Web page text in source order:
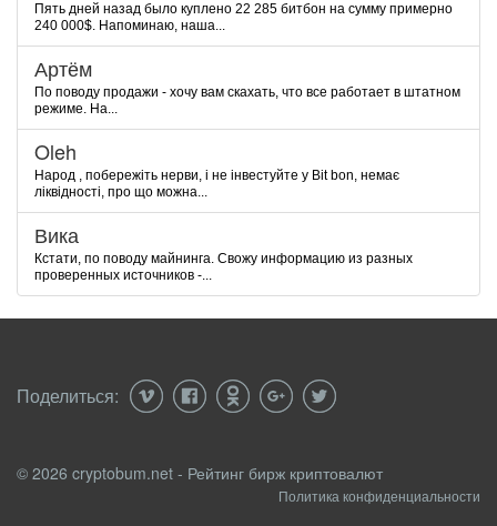
Пять дней назад было куплено 22 285 битбон на сумму примерно
240 000$. Напоминаю, наша...
Артём
По поводу продажи - хочу вам скахать, что все работает в штатном
режиме. На...
Oleh
Народ , побережіть нерви, і не інвестуйте у Bit bon, немає
ліквідності, про що можна...
Вика
Кстати, по поводу майнинга. Свожу информацию из разных
проверенных источников -...
Поделиться:
© 2026 cryptobum.net - Рейтинг бирж криптовалют
Политика конфиденциальности